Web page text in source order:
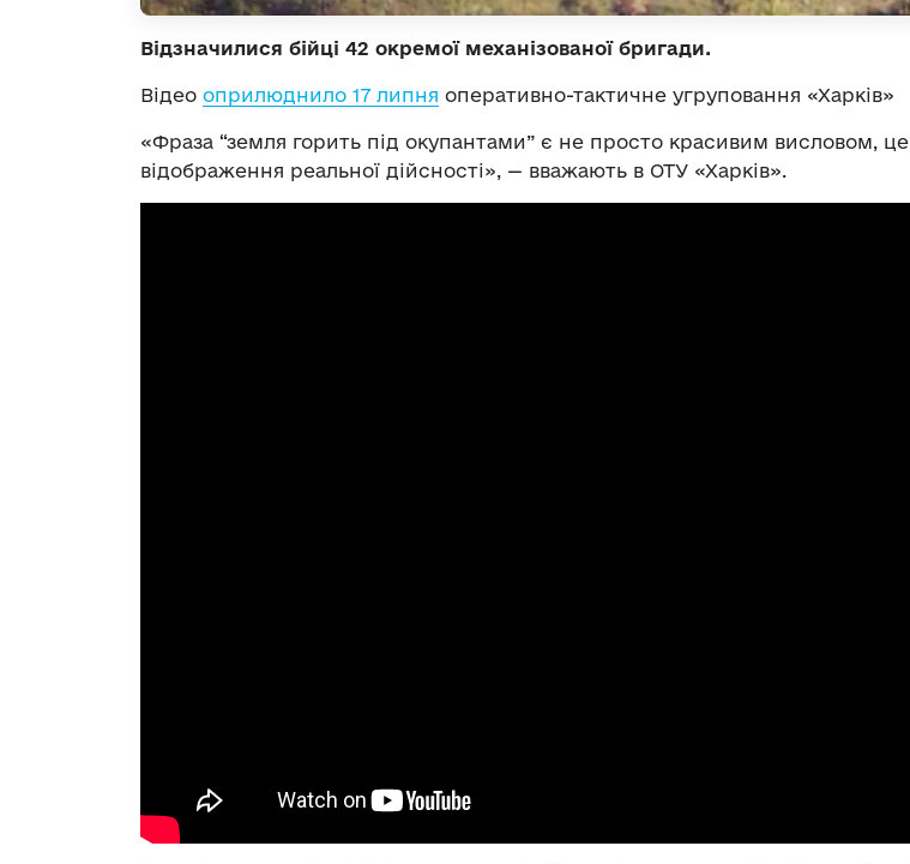
Відзначилися бійці 42 окремої механізованої бригади.
Відео оприлюднило 17 липня оперативно-тактичне угруповання «Харків»
«Фраза “земля горить під окупантами” є не просто красивим висловом, це
відображення реальної дійсності», — вважають в ОТУ «Харків».